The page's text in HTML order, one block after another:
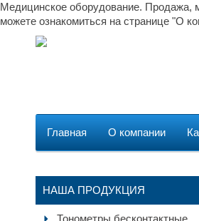
Медицинское оборудование. Продажа,
можете ознакомиться на странице "О
Главная О компании
НАША ПРОДУКЦИЯ
Тонометры бесконтактные